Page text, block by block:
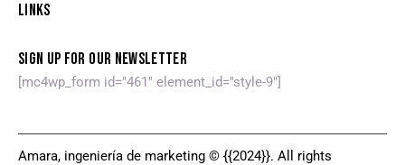
LINKS
SIGN UP FOR OUR NEWSLETTER
[mc4wp_form id="461" element_id="style-9"]
Amara, ingeniería de marketing © {{2024}}. All rights